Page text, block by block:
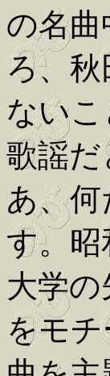
の名
ろ、
ない
歌謡
あ、
す。昭
大学
をモ